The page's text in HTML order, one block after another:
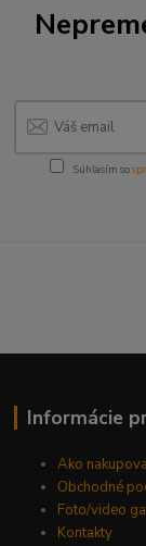
Súhlasím so
Informácie
Ako
Obchodné
Foto/video
Kontakty